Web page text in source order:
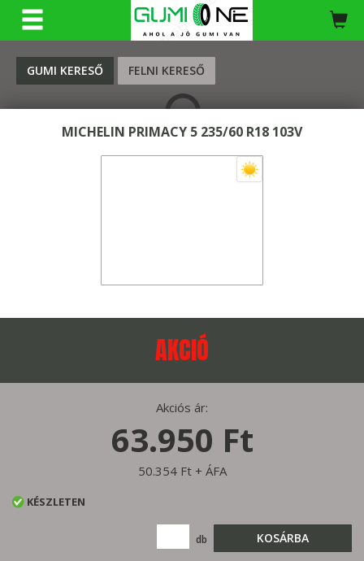
GUMI KERESŐ FELNI KERESŐ
KERESÉS
MICHELIN PRIMACY 5 235/60 R18 103V
AKCIÓ
Akciós ár:
63.950 Ft
50.354 Ft + ÁFA
KÉSZLETEN
db KOSÁRBA